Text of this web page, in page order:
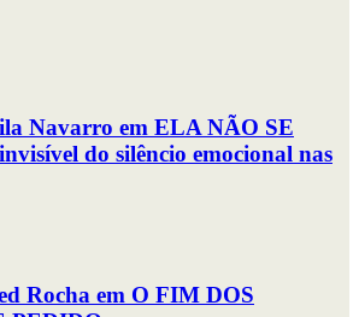
Navarro em ELA NÃO SE
do silêncio emocional nas
Rocha em O FIM DOS